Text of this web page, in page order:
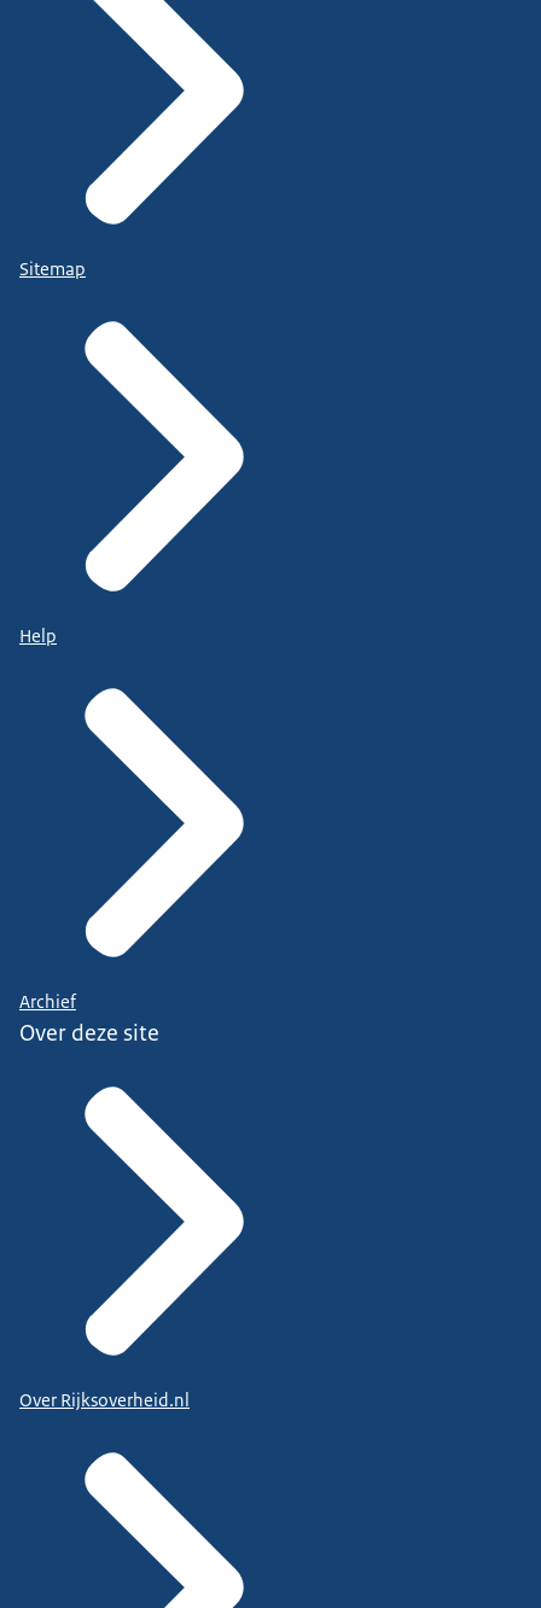
Sitemap
Help
Archief
Over deze site
Over Rijksoverheid.nl